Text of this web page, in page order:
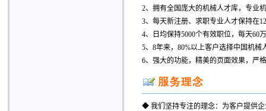
2、拥有全国庞大的机械人才库，专业
3、每天新注册、求职专业人才保持在
4、日均保持5000个有效职位，每天60
5、8年来，80%以上客户选择中国机
6、强大的功能，精美的页面效果，严
◆ 我们坚持专注的理念：为客户提供